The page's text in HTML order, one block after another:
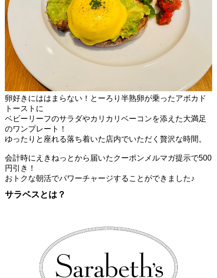
卵好きにははまらない！とーろり半熟卵が乗ったアボカド
トーストに
ベビーリーフのサラダやカリカリベーコンを添えた大満足
のワンプレート！
ゆったりと座れる落ち着いた店内でいただく贅沢な時間。
会計時にえきねっとから届いたクーポンメルマガ提示で500
円引き！
おトクな朝活でパワーチャージすることができました♪
サラベスとは？